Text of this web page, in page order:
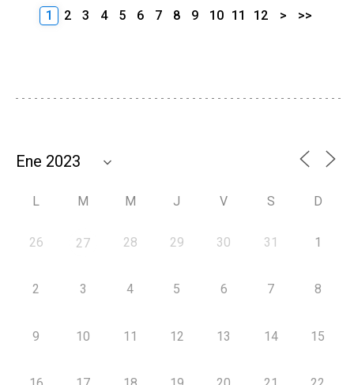
1 2 3 4 5 6 7 8 9 10 11 12 > >>
L M M J V S D
26 27 28 29 30 31 1
2 3 4 5 6 7 8
9 10 11 12 13 14 15